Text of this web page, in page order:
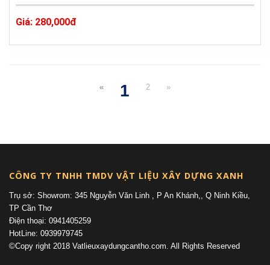
Giá: 280,000đ
«
1
2 »
CÔNG TY TNHH TMDV VẬT LIỆU XÂY DỰNG XANH
Trụ sở: Showrom: 345 Nguyễn Văn Linh , P An Khánh,, Q Ninh Kiều,
TP Cần Thơ
Điện thoại: 0941405259
HotLine: 0939979745
©Copy right 2018 Vatlieuxaydungcantho.com. All Rights Reserved